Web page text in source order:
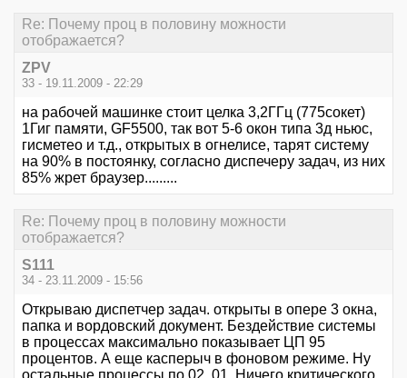
Re: Почему проц в половину можности
отображается?
ZPV
33 - 19.11.2009 - 22:29
на рабочей машинке стоит целка 3,2ГГц (775сокет)
1Гиг памяти, GF5500, так вот 5-6 окон типа 3д ньюс,
гисметео и т.д., открытых в огнелисе, тарят систему
на 90% в постоянку, согласно диспечеру задач, из них
85% жрет браузер.........
Re: Почему проц в половину можности
отображается?
S111
34 - 23.11.2009 - 15:56
Открываю диспетчер задач. открыты в опере 3 окна,
папка и вордовский документ. Бездействие системы
в процессах максимально показывает ЦП 95
процентов. А еще касперыч в фоновом режиме. Ну
остальные процессы по 02, 01. Ничего критического